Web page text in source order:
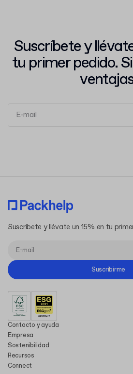
Suscríbete y
tu primer pedido.
Contacto y ayuda
Empresa
Sostenibilidad
Recursos
Connect
Suscríbete y llévate un 15% en tu
Suscribirme